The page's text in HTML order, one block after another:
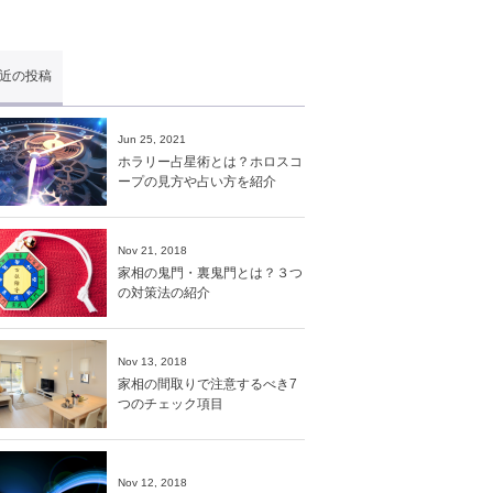
の投稿
Jun 25, 2021
ホラリー占星術とは？ホロスコ
ープの見方や占い方を紹介
Nov 21, 2018
家相の鬼門・裏鬼門とは？３つ
の対策法の紹介
Nov 13, 2018
家相の間取りで注意するべき7
つのチェック項目
Nov 12, 2018